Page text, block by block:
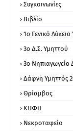
Συγκοινωνίες
Βιβλίο
1ο Γενικό
3ο Δ.Σ. Υμηττού
3ο Νηπιαγωγείο
Δάφνη Υμηττός
Θρίαμβος
ΚΗΦΗ
Νεκροταφείο